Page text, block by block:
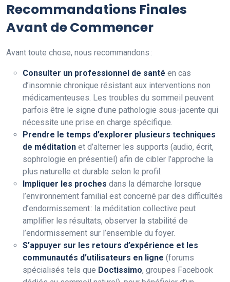
Recommandations Finales
Avant de Commencer
Avant toute chose, nous recommandons :
Consulter un professionnel de santé en cas
d’insomnie chronique résistant aux interventions non
médicamenteuses. Les troubles du sommeil peuvent
parfois être le signe d’une pathologie sous-jacente qui
nécessite une prise en charge spécifique.
Prendre le temps d’explorer plusieurs techniques
de méditation et d’alterner les supports (audio, écrit,
sophrologie en présentiel) afin de cibler l’approche la
plus naturelle et durable selon le profil.
Impliquer les proches dans la démarche lorsque
l’environnement familial est concerné par des difficultés
d’endormissement : la méditation collective peut
amplifier les résultats, observer la stabilité de
l’endormissement sur l’ensemble du foyer.
S’appuyer sur les retours d’expérience et les
communautés d’utilisateurs en ligne (forums
spécialisés tels que Doctissimo, groupes Facebook